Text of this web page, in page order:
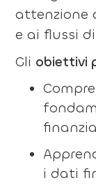
attenzione
e ai flussi
Gli obiettivi
i dati